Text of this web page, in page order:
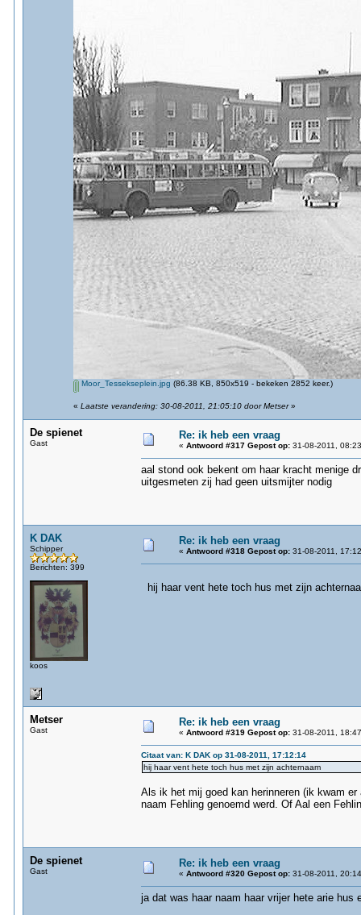
Moor_Tessekseplein.jpg (86.38 KB, 850x519 - bekeken 2852 keer.)
« Laatste verandering: 30-08-2011, 21:05:10 door Metser»
De spienet
Gast
Re: ik heb een vraag
« Antwoord #317 Gepost op:31-08-2011,
aal stond ook bekent om haar kracht menige
uitgesmeten zij had geen uitsmijter nodig
K DAK
Schipper
Berichten: 399
koos
Re: ik heb een vraag
« Antwoord #318 Gepost op:31-08-2011,
hij haar vent hete toch hus met zijn
Metser
Gast
Re: ik heb een vraag
« Antwoord #319 Gepost op:31-08-2011,
Citaat van: K DAK op 31-08-2011, 17:12:14
hij haar vent hete toch hus met zijn achternaam
Als ik het mij goed kan herinneren (ik kwam
naam Fehling genoemd werd. Of Aal een
De spienet
Gast
Re: ik heb een vraag
« Antwoord #320 Gepost op:31-08-2011,
ja dat was haar naam haar vrijer hete arie hus